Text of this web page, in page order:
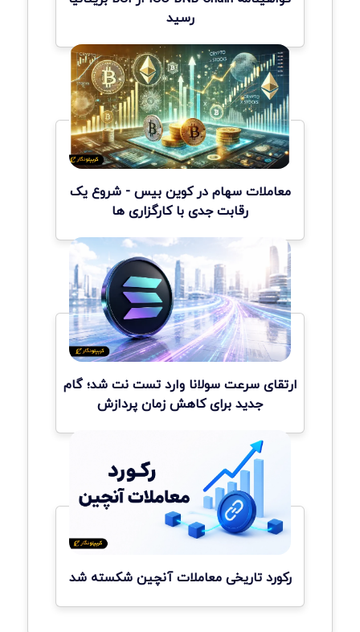
رسید
معاملات سهام در کوین بیس - شروع یک
رقابت جدی با کارگزاری ها
ارتقای سرعت سولانا وارد تست نت شد؛ گام
جدید برای کاهش زمان پردازش
رکورد تاریخی معاملات آنچین شکسته شد